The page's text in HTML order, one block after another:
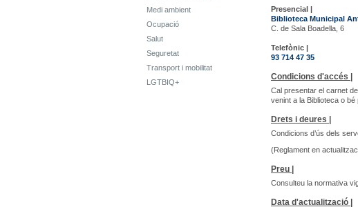
Medi ambient
Ocupació
Salut
Seguretat
Transport i mobilitat
LGTBIQ+
Presencial |
Biblioteca Municipal
C. de Sala Boadella, 6
Telefònic |
93 714 47 35
Condicions d'accés |
Cal presentar el carnet
venint a la Biblioteca o
Drets i deures |
Condicions d’ús dels
(Reglament en
Preu |
Consulteu la normativa
Data d'actualització |